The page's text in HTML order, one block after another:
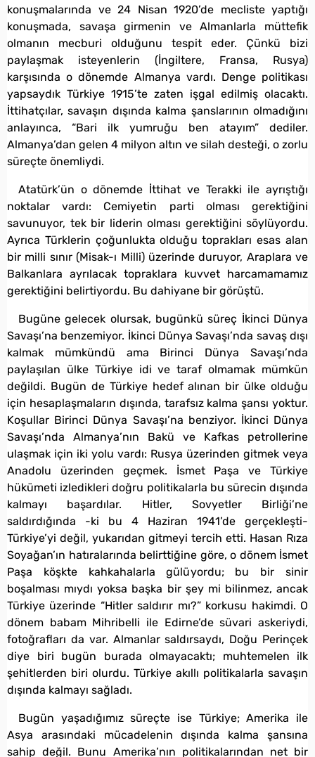
konuşmalarında ve 24 Nisan 1920’de mecliste yaptığı
konuşmada, savaşa girmenin ve Almanlarla müttefik
olmanın mecburi olduğunu tespit eder. Çünkü bizi
paylaşmak isteyenlerin (İngiltere, Fransa, Rusya)
karşısında o dönemde Almanya vardı. Denge politikası
yapsaydık Türkiye 1915’te zaten işgal edilmiş olacaktı.
İttihatçılar, savaşın dışında kalma şanslarının olmadığını
anlayınca, “Bari ilk yumruğu ben atayım” dediler.
Almanya’dan gelen 4 milyon altın ve silah desteği, o zorlu
süreçte önemliydi.
Atatürk’ün o dönemde İttihat ve Terakki ile ayrıştığı
noktalar vardı: Cemiyetin parti olması gerektiğini
savunuyor, tek bir liderin olması gerektiğini söylüyordu.
Ayrıca Türklerin çoğunlukta olduğu toprakları esas alan
bir milli sınır (Misak-ı Milli) üzerinde duruyor, Araplara ve
Balkanlara ayrılacak topraklara kuvvet harcamamamız
gerektiğini belirtiyordu. Bu dahiyane bir görüştü.
Bugüne gelecek olursak, bugünkü süreç İkinci Dünya
Savaşı’na benzemiyor. İkinci Dünya Savaşı’nda savaş dışı
kalmak mümkündü ama Birinci Dünya Savaşı’nda
paylaşılan ülke Türkiye idi ve taraf olmamak mümkün
değildi. Bugün de Türkiye hedef alınan bir ülke olduğu
için hesaplaşmaların dışında, tarafsız kalma şansı yoktur.
Koşullar Birinci Dünya Savaşı’na benziyor. İkinci Dünya
Savaşı’nda Almanya’nın Bakü ve Kafkas petrollerine
ulaşmak için iki yolu vardı: Rusya üzerinden gitmek veya
Anadolu üzerinden geçmek. İsmet Paşa ve Türkiye
hükümeti izledikleri doğru politikalarla bu sürecin dışında
kalmayı başardılar. Hitler, Sovyetler Birliği’ne
saldırdığında -ki bu 4 Haziran 1941’de gerçekleşti-
Türkiye’yi değil, yukarıdan gitmeyi tercih etti. Hasan Rıza
Soyağan’ın hatıralarında belirttiğine göre, o dönem İsmet
Paşa köşkte kahkahalarla gülüyordu; bu bir sinir
boşalması mıydı yoksa başka bir şey mi bilinmez, ancak
Türkiye üzerinde “Hitler saldırır mı?” korkusu hakimdi. O
dönem babam Mihribelli ile Edirne’de süvari askeriydi,
fotoğrafları da var. Almanlar saldırsaydı, Doğu Perinçek
diye biri bugün burada olmayacaktı; muhtemelen ilk
şehitlerden biri olurdu. Türkiye akıllı politikalarla savaşın
dışında kalmayı sağladı.
Bugün yaşadığımız süreçte ise Türkiye; Amerika ile
Asya arasındaki mücadelenin dışında kalma şansına
sahip değil. Bunu Amerika’nın politikalarından net bir